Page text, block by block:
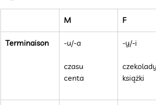
M F
Terminaison -u/-a
czasu
centa
-y/-i
czekolady
książki